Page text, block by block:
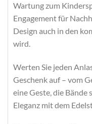
Wartung zum
Engagement für
Design auch in den
wird.
Werten Sie jeden
Geschenk auf – vom
eine Geste, die Bände
Eleganz mit dem